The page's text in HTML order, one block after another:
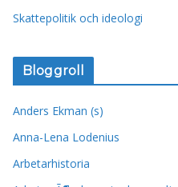
Skattepolitik och ideologi
Bloggroll
Anders Ekman (s)
Anna-Lena Lodenius
Arbetarhistoria